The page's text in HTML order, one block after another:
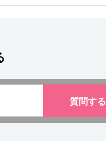
質問する